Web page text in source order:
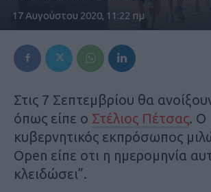
17 Αυγούστου 2020, 11:22 πμ
Στις 7 Σεπτεμβρίου θα
όπως είπε ο Στέλιος Πέτσας. Ο
κυβερνητικός εκπρόσωπος
Open είπε οτι η ημερομηνία
κλειδώσει”.